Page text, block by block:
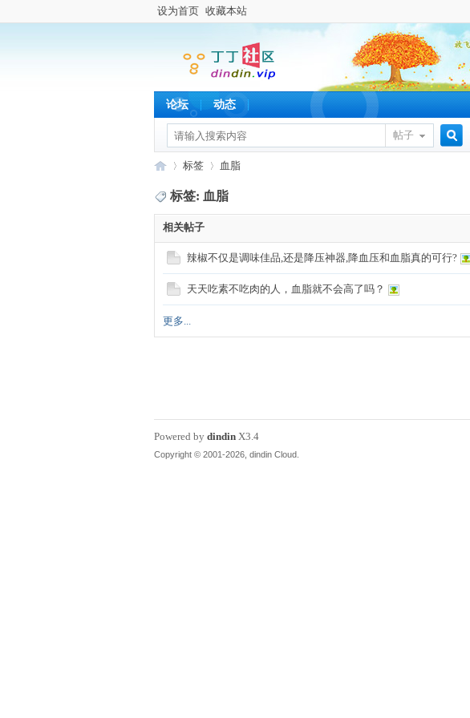
设为首页 收藏本站
论坛 动态
帖子
丁 ›
标签 血脂
标签: 血脂
相关帖子
辣椒不仅是调味佳品,还是降压神器,降血压和血脂真的可行?
天天吃素不吃肉的人，血脂就不会高了吗？
更多...
Powered by dindin X3.4
Copyright © 2001-2026, dindin Cloud.